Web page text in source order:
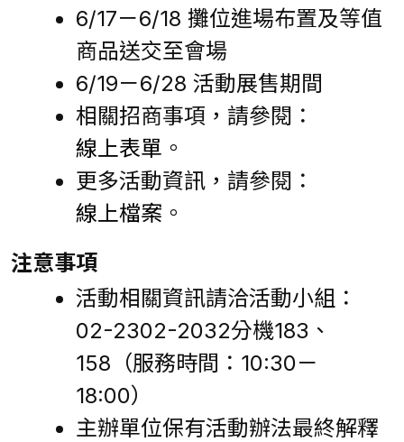
6/17－6/18 攤位進場布置及等值
商品送交至會場
6/19－6/28 活動展售期間
相關招商事項，請參閱：
線上表單 。
更多活動資訊，請參閱：
線上檔案 。
注意事項
活動相關資訊請洽活動小組：
02-2302-2032分機183、
158（服務時間：10:30－
18:00）
主辦單位保有活動辦法最終解釋